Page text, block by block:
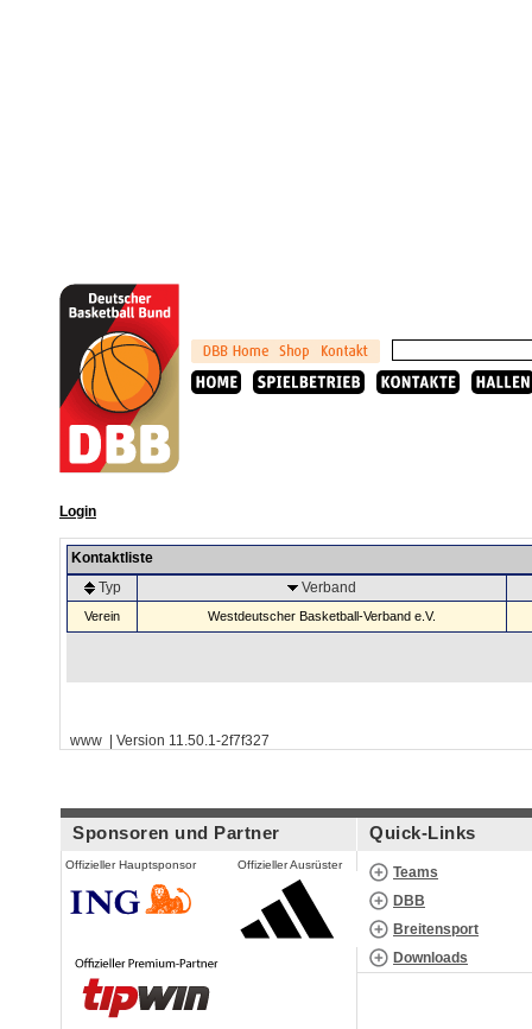
Login
Kontaktliste
Typ
Verband
Verein Westdeutscher Basketball-Verband e.V.
www | Version 11.50.1-2f7f327
Sponsoren und Partner
Offizieller Hauptsponsor Offizieller Ausrüster
Quick-Links
Teams
DBB
Breitensport
Downloads